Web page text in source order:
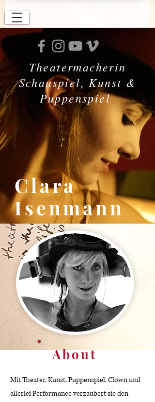
Theatermacherin
Schauspiel, Kunst &
Puppenspiel
Clara
Isenmann
About
Mit Theater, Kunst, Puppenspiel, Clown und
allerlei Performance verzaubert sie den